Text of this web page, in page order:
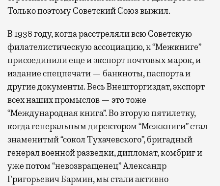
Только поэтому Советский Союз выжил.
В 1938 году, когда расстреляли всю Советскую
филателистическую ассоциацию, к “Межкниге”
присоединили еще и экспорт почтовых марок, и
издание спецпечати — банкноты, паспорта и
другие документы. Весь Внешторгиздат, экспорт
всех наших промыслов — это тоже
“Международная книга”. Во вторую пятилетку,
когда генеральным директором “Межкниги” стал
знаменитый “сокол Тухачевского”, бригадный
генерал военной разведки, дипломат, комбриг и
уже потом “невозвращенец” Александр
Григорьевич Бармин, мы стали активно